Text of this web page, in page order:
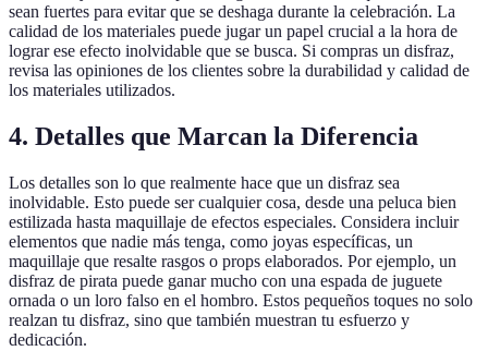
sean fuertes para evitar que se deshaga durante la celebración. La
calidad de los materiales puede jugar un papel crucial a la hora de
lograr ese efecto inolvidable que se busca. Si compras un disfraz,
revisa las opiniones de los clientes sobre la durabilidad y calidad de
los materiales utilizados.
4. Detalles que Marcan la Diferencia
Los detalles son lo que realmente hace que un disfraz sea
inolvidable. Esto puede ser cualquier cosa, desde una peluca bien
estilizada hasta maquillaje de efectos especiales. Considera incluir
elementos que nadie más tenga, como joyas específicas, un
maquillaje que resalte rasgos o props elaborados. Por ejemplo, un
disfraz de pirata puede ganar mucho con una espada de juguete
ornada o un loro falso en el hombro. Estos pequeños toques no solo
realzan tu disfraz, sino que también muestran tu esfuerzo y
dedicación.